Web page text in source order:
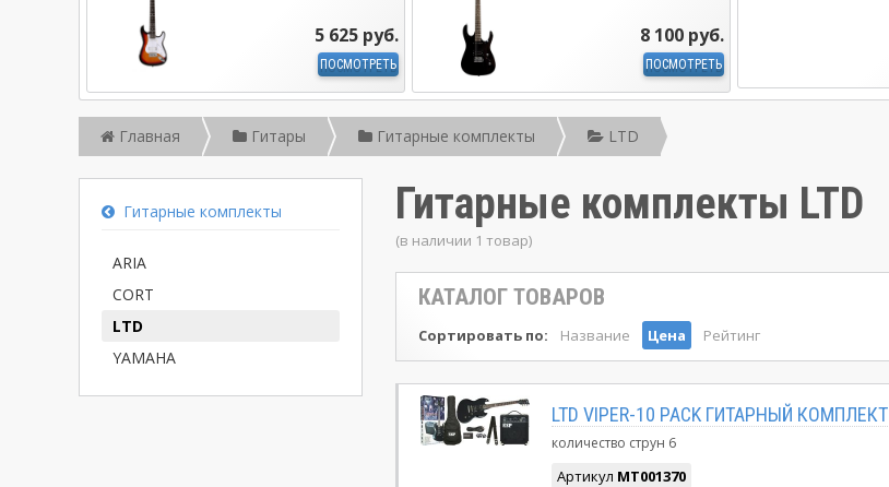
5 625 руб.
ПОСМОТРЕТЬ
8 100 руб.
ПОСМОТРЕТЬ
Главная Гитары Гитарные комплекты LTD
Гитарные комплекты
ARIA
CORT
LTD
YAMAHA
Гитарные комплекты LTD
(в наличии 1 товар)
КАТАЛОГ ТОВАРОВ
Сортировать по: Название Цена Рейтинг
LTD VIPER-10 PACK ГИТАРНЫЙ КОМПЛЕКТ
количество струн 6
Артикул MT001370